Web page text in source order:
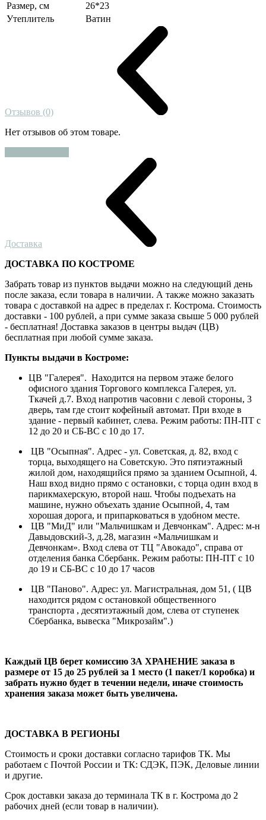
Размер, см
26*23
Утеплитель
Ватин
Отзывов (0)
Нет отзывов об этом товаре.
Доставка
ДОСТАВКА ПО КОСТРОМЕ
Забрать товар из пунктов выдачи можно на следующий день
после заказа, если товара в наличии. А также можно заказать
товара с доставкой на адрес в пределах г. Кострома. Стоимость
доставки - 100 рублей, а при сумме заказа свыше 5 000 рублей
- бесплатная! Доставка заказов в центры выдач (ЦВ)
бесплатная при любой сумме заказа.
Пункты выдачи в Костроме:
ЦВ "Галерея". Находится на первом этаже белого
офисного здания Торгового комплекса Галерея, ул.
Ткачей д.7. Вход напротив часовни с левой стороны, 3
дверь, там где стоит кофейный автомат. При входе в
здание - первый кабинет, слева. Режим работы: ПН-ПТ с
12 до 20 и СБ-ВС с 10 до 17.
ЦВ "Осыпная". Адрес - ул. Советская, д. 82, вход с
торца, выходящего на Советскую. Это пятиэтажный
жилой дом, находящийся прямо за зданием Осыпной, 4.
Наш вход видно прямо с остановки, с торца один вход в
парикмахерскую, второй наш. Чтобы подъехать на
машине, нужно объехать здание Осыпной, 4, там
хорошая дорога, и припарковаться в удобном месте.
ЦВ "МиД" или "Мальчишкам и Девчонкам". Адрес: м-н
Давыдовский-3, д.28, магазин «Мальчишкам и
Девчонкам». Вход слева от ТЦ "Авокадо", справа от
отделения банка Сбербанк. Режим работы: ПН-ПТ с 10
до 19 и СБ-ВС с 10 до 17 часов
ЦВ "Паново". Адрес: ул. Магистральная, дом 51, ( ЦВ
находится рядом с остановкой общественного
транспорта , десятиэтажный дом, слева от ступенек
Сбербанка, вывеска "Микрозайм".)
Каждый ЦВ берет комиссию ЗА ХРАНЕНИЕ заказа в
размере от 15 до 25 рублей за 1 место (1 пакет/1 коробка) и
забрать нужно будет в течении недели, иначе стоимость
хранения заказа может быть увеличена.
ДОСТАВКА В РЕГИОНЫ
Стоимость и сроки доставки согласно тарифов ТК. Мы
работаем с Почтой России и ТК: СДЭК, ПЭК, Деловые линии
и другие.
Срок доставки заказа до терминала ТК в г. Кострома до 2
рабочих дней (если товар в наличии).